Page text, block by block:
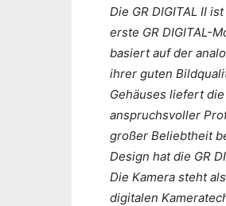
Die GR DIGITAL II
erste GR DIGITAL-
basiert auf der
ihrer guten
Gehäuses liefert
anspruchsvoller
großer Beliebtheit
Design hat die GR
Die Kamera steht
digitalen